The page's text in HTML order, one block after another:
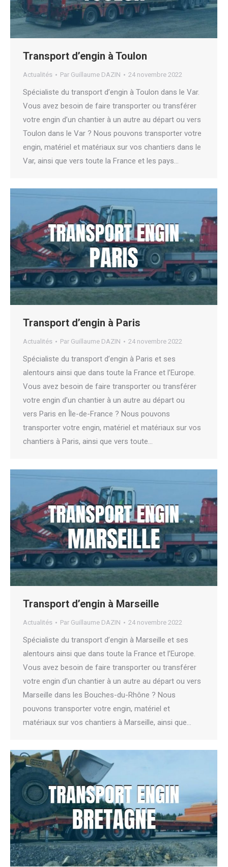
Transport d’engin à Toulon
Actualités Par Guillaume DAZIN 24 novembre 2022
Spécialiste du transport d’engin à Toulon dans le Var.
Vous avez besoin de faire transporter ou transférer
votre engin d’un chantier à un autre au départ ou vers
Toulon dans le Var ? Nous pouvons transporter votre
engin, matériel et matériaux sur vos chantiers dans le
Var, ainsi que vers toute la France et les pays…
Transport d’engin à Paris
Actualités Par Guillaume DAZIN 24 novembre 2022
Spécialiste du transport d’engin à Paris et ses
alentours ainsi que dans toute la France et l’Europe.
Vous avez besoin de faire transporter ou transférer
votre engin d’un chantier à un autre au départ ou
vers Paris en Île-de-France ? Nous pouvons
transporter votre engin, matériel et matériaux sur vos
chantiers à Paris, ainsi que vers toute…
Transport d’engin à Marseille
Actualités Par Guillaume DAZIN 24 novembre 2022
Spécialiste du transport d’engin à Marseille et ses
alentours ainsi que dans toute la France et l’Europe.
Vous avez besoin de faire transporter ou transférer
votre engin d’un chantier à un autre au départ ou vers
Marseille dans les Bouches-du-Rhône ? Nous
pouvons transporter votre engin, matériel et
matériaux sur vos chantiers à Marseille, ainsi que…